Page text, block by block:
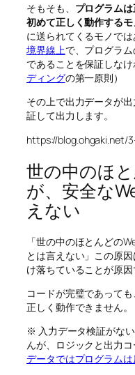
そもそも、 プログラム
初めて正しく動作するモ
に送られてくるモノでは
境界線上で、プログラ
であることを保証しな
ディングの第一原則）
その上で出力データが
証して出力します。
https://blog.ohgaki.net/
世の中のほ
が、安全な
えない
「世の中のほとんどの
とは言えない」この原
け落ちていることが原
コードが完璧であって
正しく動作できません。
※ 入力データ検証がな
んが、ロジックと出力コ
データではプログラム